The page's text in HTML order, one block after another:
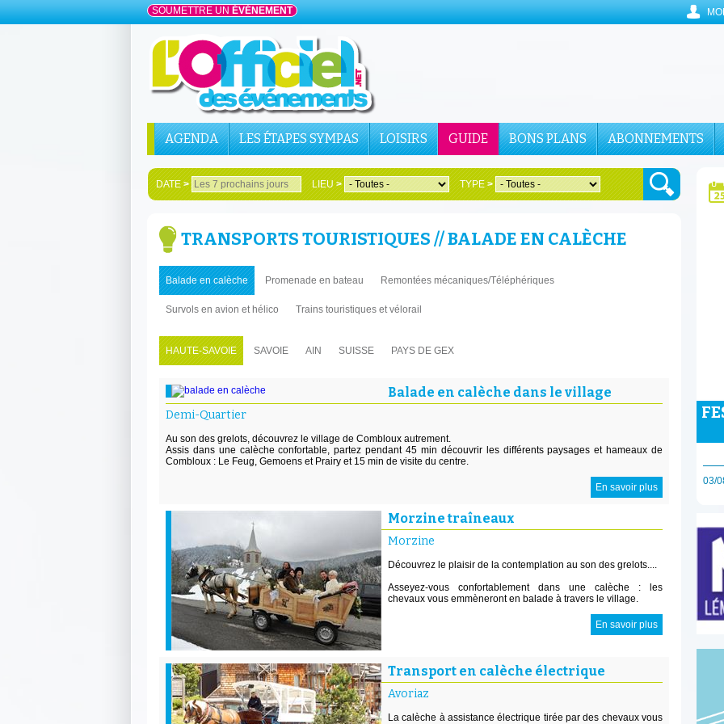
SOUMETTRE UN ÉVÉNEMENT
AGENDA LES ÉTAPES SYMPAS LOISIRS GUIDE BONS PLANS ABONNEMENTS
DATE> LIEU> TYPE>
TRANSPORTS TOURISTIQUES // BALADE EN CALÈCHE
Balade en calèche Promenade en bateau Remontées mécaniques/Téléphériques
Survols en avion et hélico Trains touristiques et vélorail
HAUTE-SAVOIE SAVOIE AIN SUISSE PAYS DE GEX
Balade en calèche dans le village
Demi-Quartier
Au son des grelots, découvrez le village de Combloux autrement.
Assis dans une calèche confortable, partez pendant 45 min découvrir les différents paysages et hameaux de
Combloux : Le Feug, Gemoens et Prairy et 15 min de visite du centre.
En savoir plus
Morzine traîneaux
Morzine
Découvrez le plaisir de la contemplation au son des grelots....
Asseyez-vous confortablement dans une calèche : les
chevaux vous emmèneront en balade à travers le village.
En savoir plus
Transport en calèche électrique
Avoriaz
La calèche à assistance électrique tirée par des chevaux vous
03/